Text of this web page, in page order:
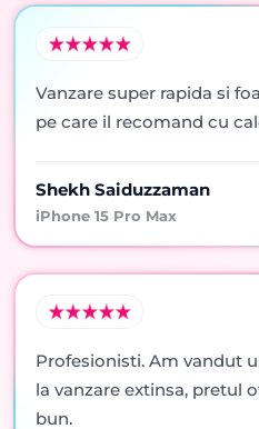
Vanzare super rapida si
pe care il recomand cu
Shekh Saiduzzaman
iPhone 15 Pro Max
Profesionisti. Am vandut
la vanzare extinsa, pretul
bun.